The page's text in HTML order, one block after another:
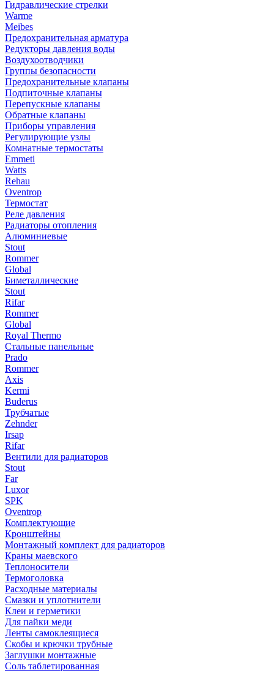
Гидравлические стрелки
Warme
Meibes
Предохранительная арматура
Редукторы давления воды
Воздухоотводчики
Группы безопасности
Предохранительные клапаны
Подпиточные клапаны
Перепускные клапаны
Обратные клапаны
Приборы управления
Регулирующие узлы
Комнатные термостаты
Emmeti
Watts
Rehau
Oventrop
Термостат
Реле давления
Радиаторы отопления
Алюминиевые
Stout
Rommer
Global
Биметаллические
Stout
Rifar
Rommer
Global
Royal Thermo
Стальные панельные
Prado
Rommer
Axis
Kermi
Buderus
Трубчатые
Zehnder
Irsap
Rifar
Вентили для радиаторов
Stout
Far
Luxor
SPK
Oventrop
Комплектующие
Кронштейны
Монтажный комплект для радиаторов
Краны маевского
Теплоносители
Термоголовка
Расходные материалы
Смазки и уплотнители
Клеи и герметики
Для пайки меди
Ленты самоклеящиеся
Скобы и крючки трубные
Заглушки монтажные
Соль таблетированная